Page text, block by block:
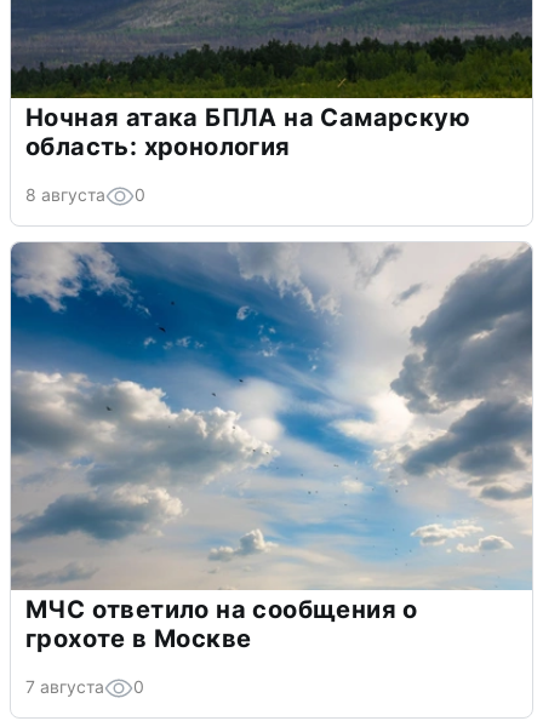
Ночная атака БПЛА на Самарскую
область: хронология
8 августа 0
МЧС ответило на сообщения о
грохоте в Москве
7 августа 0